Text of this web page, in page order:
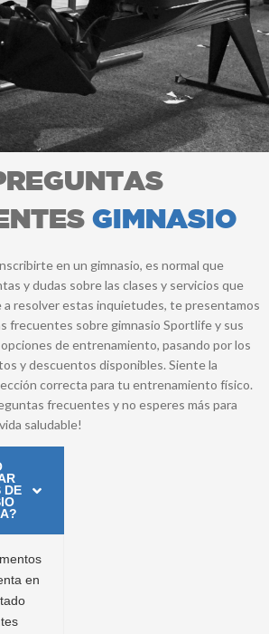
GIMNASIO
en un gimnasio, es normal que
y dudas sobre las clases y servicios que
a resolver estas inquietudes, te presentamos
frecuentes sobre gimnasio Sportlife y sus
de entrenamiento, pasando por los
y descuentos disponibles. Siente la
correcta para tu entrenamiento físico.
frecuentes y no esperes más para
saludable!
DE
en